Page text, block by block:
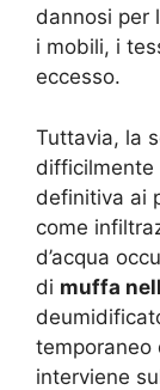
dannosi per
i mobili, i
eccesso.
Tuttavia, la
difficilmente
definitiva ai
come
d’acqua
di muffa
temporaneo
interviene